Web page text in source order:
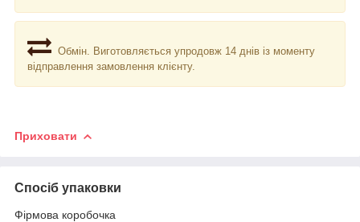
Обмін. Виготовляється упродовж 14 днів із моменту
відправлення замовлення клієнту.
Приховати
Спосіб упаковки
Фірмова коробочка